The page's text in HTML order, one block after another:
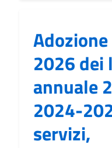
2026 dei
annuale
2024-
servizi,